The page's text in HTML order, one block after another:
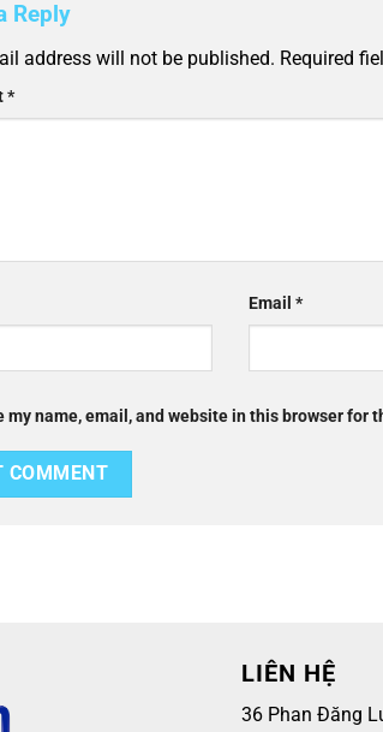
Reply
address will not be published. Required
*
Email *
my name, email, and website in this browser for
LIÊN HỆ
36 Phan Đăng